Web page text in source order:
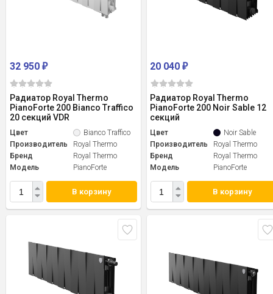
32 950 ₽
Радиатор Royal Thermo
PianoForte 200 Bianco Traffico
20 секций VDR
Цвет
Bianco Traffico
Производитель
Royal Thermo
Бренд
Royal Thermo
Модель
PianoForte
В корзину
20 040₽
Радиатор Royal Thermo
PianoForte 200 Noir Sable 12
секций
Цвет
Noir Sable
Производитель
Royal Thermo
Бренд
Royal Thermo
Модель
PianoForte
В корзину